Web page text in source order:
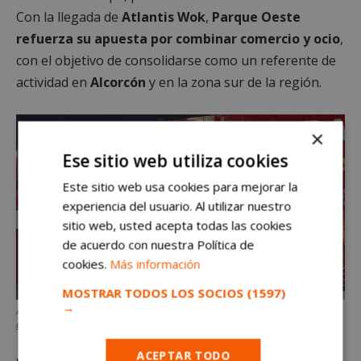
Con la llegada de Atlantis Wok, Parque Oeste
refuerza su apuesta por combinar comercio y ocio,
con el objetivo de consolidarse como un referente de
actividad en Alcorcón y en la zona sur de la región.
Alcorcón dice adiós a El Rey del Embargo y da la bienvenida a un buffet
gigante. Fuente: alcorconhoy.com
×
Ese sitio web utiliza cookies
Este sitio web usa cookies para mejorar la
experiencia del usuario. Al utilizar nuestro
sitio web, usted acepta todas las cookies
de acuerdo con nuestra Política de
cookies. Más información
MOSTRAR TODOS LOS SOCIOS (1597)
→
ACEPTAR TODO